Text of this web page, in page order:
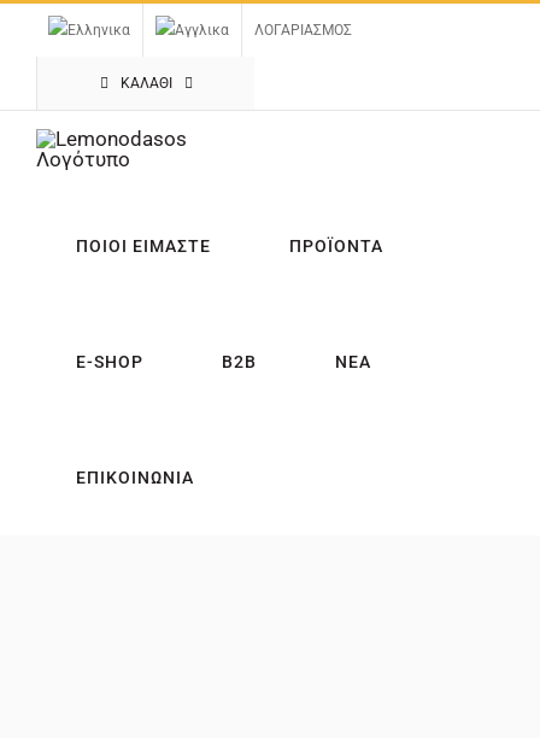
Μετάβαση
περιεχόμενο
ΛΟΓΑΡΙΑΣΜΟΣ
ΚΑΛΑΘΙ
ΠΟΙΟΙ ΕΙΜΑΣΤΕ ΠΡΟΪΟΝΤΑ
E-SHOP B2B ΝΕΑ
ΕΠΙΚΟΙΝΩΝΙΑ